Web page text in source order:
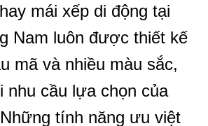
mái xếp di động tại
Nam luôn được thiết kế
mã và nhiều màu sắc,
cầu lựa chọn của
tính năng ưu việt